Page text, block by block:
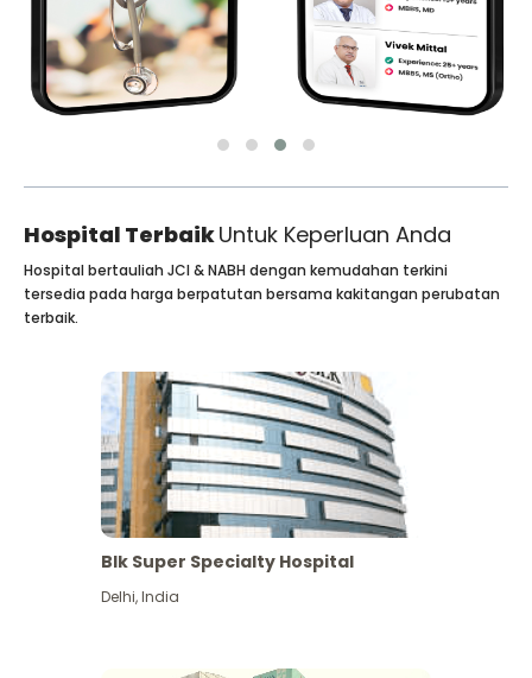
Hospital TerbaikUntuk Keperluan Anda
Hospital bertauliah JCI & NABH dengan kemudahan terkini
tersedia pada harga berpatutan bersama kakitangan perubatan
terbaik.
Blk Super Specialty Hospital
Delhi,India